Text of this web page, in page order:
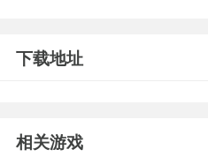
下载地址
相关游戏